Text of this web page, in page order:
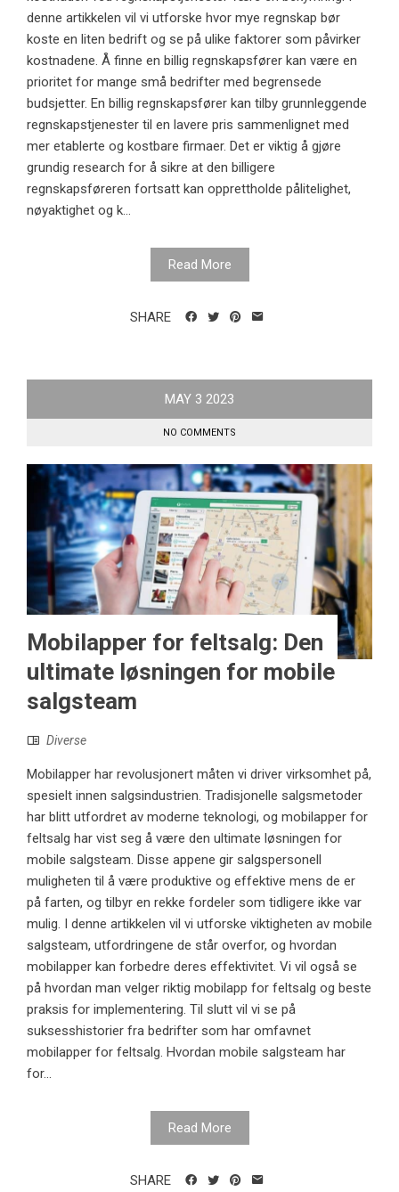
denne artikkelen vil vi utforske hvor mye regnskap bør
koste en liten bedrift og se på ulike faktorer som påvirker
kostnadene. Å finne en billig regnskapsfører kan være en
prioritet for mange små bedrifter med begrensede
budsjetter. En billig regnskapsfører kan tilby grunnleggende
regnskapstjenester til en lavere pris sammenlignet med
mer etablerte og kostbare firmaer. Det er viktig å gjøre
grundig research for å sikre at den billigere
regnskapsføreren fortsatt kan opprettholde pålitelighet,
nøyaktighet og k...
Read More
SHARE
MAY 3 2023
NO COMMENTS
Mobilapper for feltsalg: Den
ultimate løsningen for mobile
salgsteam
Diverse
Mobilapper har revolusjonert måten vi driver virksomhet på,
spesielt innen salgsindustrien. Tradisjonelle salgsmetoder
har blitt utfordret av moderne teknologi, og mobilapper for
feltsalg har vist seg å være den ultimate løsningen for
mobile salgsteam. Disse appene gir salgspersonell
muligheten til å være produktive og effektive mens de er
på farten, og tilbyr en rekke fordeler som tidligere ikke var
mulig. I denne artikkelen vil vi utforske viktigheten av mobile
salgsteam, utfordringene de står overfor, og hvordan
mobilapper kan forbedre deres effektivitet. Vi vil også se
på hvordan man velger riktig mobilapp for feltsalg og beste
praksis for implementering. Til slutt vil vi se på
suksesshistorier fra bedrifter som har omfavnet
mobilapper for feltsalg. Hvordan mobile salgsteam har
for...
Read More
SHARE